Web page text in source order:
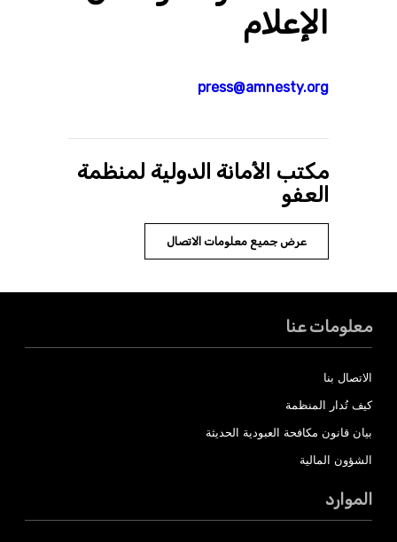
الإعلام
press@amnesty.org
مكتب الأمانة الدولية لمنظمة
العفو
عرض جميع معلومات الاتصال
معلومات عنا
الاتصال بنا
كيف تُدار المنظمة
بيان قانون مكافحة العبودية الحديثة
الشؤون المالية
الموارد